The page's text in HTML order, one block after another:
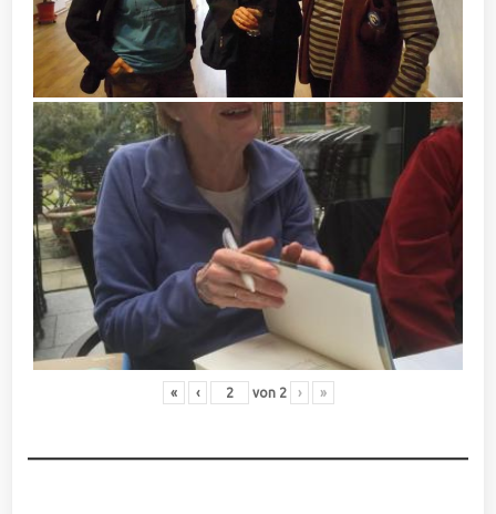
« ‹ von 2 › »